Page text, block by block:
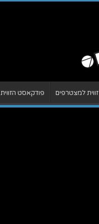
זווית למצטרפים פודקאסט הזווית